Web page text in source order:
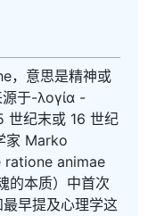
，意思是精神或
源于-λογία -
世纪末或 16 世纪
家 Marko
ratione animae
的本质）中首次
早提及心理学这